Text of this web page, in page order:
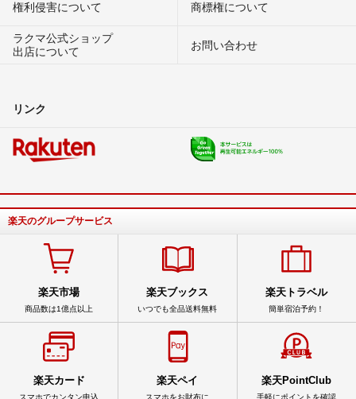
権利侵害について
商標権について
ラクマ公式ショップ
出店について
お問い合わせ
リンク
楽天のグループサービス
楽天市場
商品数は1億点以上
楽天ブックス
いつでも全品送料無料
楽天トラベル
簡単宿泊予約！
楽天カード
スマホでカンタン申込
楽天ペイ
スマホをお財布に
楽天PointClub
手軽にポイントを確認